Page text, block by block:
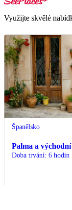
Využijte skvělé
Španělsko
Palma a východní
Doba trvání: 6 hodin